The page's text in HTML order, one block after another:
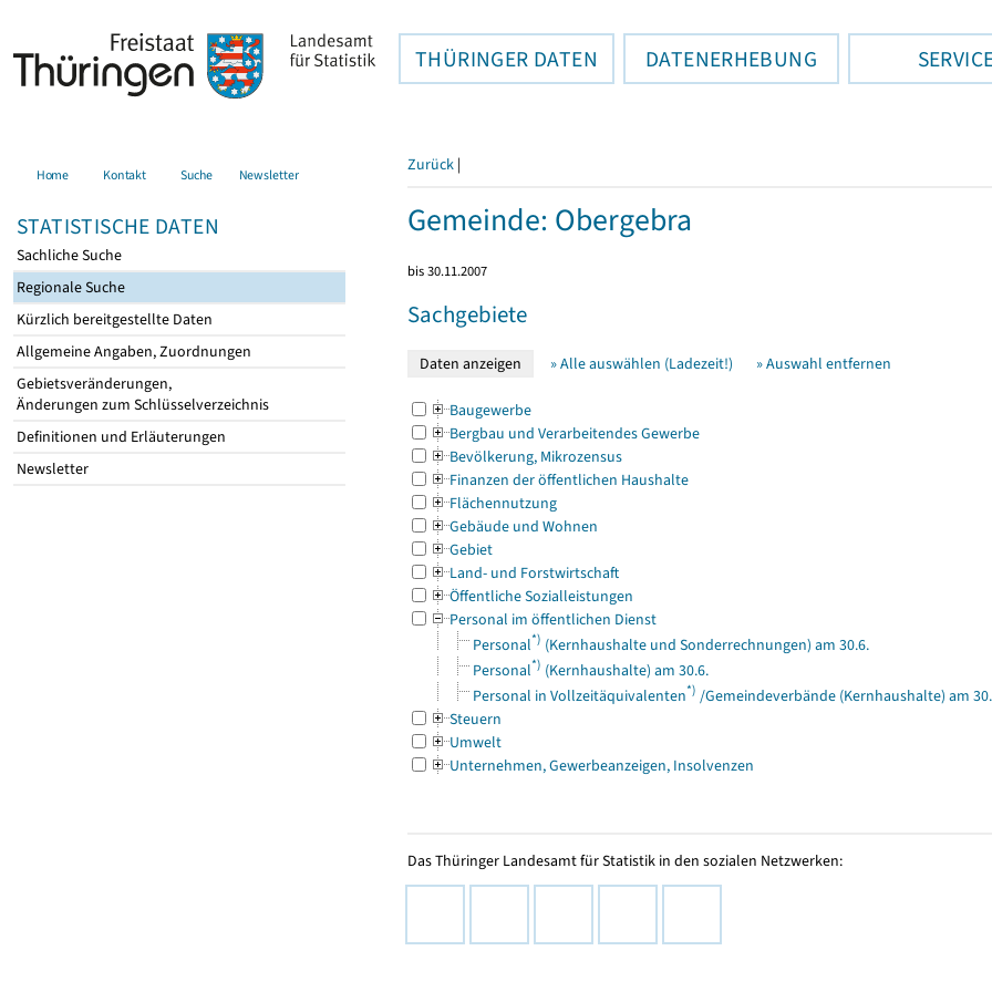
THÜRINGER DATEN DATENERHEBUNG
Home Kontakt Suche Newsletter
STATISTISCHE DATEN
Sachliche Suche
Regionale Suche
Kürzlich bereitgestellte Daten
Allgemeine Angaben, Zuordnungen
Gebietsveränderungen,
Änderungen zum Schlüsselverzeichnis
Definitionen und Erläuterungen
Newsletter
Zurück |
Gemeinde: Obergebra
bis 30.11.2007
Sachgebiete
» Alle auswählen (Ladezeit!) » Auswahl entfernen
Baugewerbe
Bergbau und Verarbeitendes Gewerbe
Bevölkerung, Mikrozensus
Finanzen der öffentlichen Haushalte
Flächennutzung
Gebäude und Wohnen
Gebiet
Land- und Forstwirtschaft
Öffentliche Sozialleistungen
Personal im öffentlichen Dienst
Personal*) (Kernhaushalte und Sonderrechnungen) am 30.6.
Personal*) (Kernhaushalte) am 30.6.
Personal in Vollzeitäquivalenten*) /Gemeindeverbände (Kernhaushalte) am
Steuern
Umwelt
Unternehmen, Gewerbeanzeigen, Insolvenzen
Das Thüringer Landesamt für Statistik in den sozialen Netzwerken: